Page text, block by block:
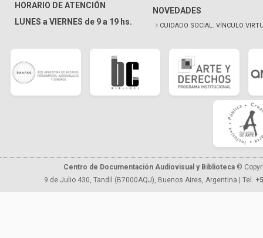
HORARIO DE ATENCIÓN
LUNES a VIERNES de 9 a 19 hs.
NOVEDADES
CUIDADO SOCIAL. VÍNCULO
Centro de Documentación Audiovisual y Biblioteca ©
9 de Julio 430, Tandil (B7000AQJ), Buenos Aires, Argentina | Tel.